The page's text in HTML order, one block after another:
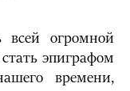
огромной
эпиграфом
времени,